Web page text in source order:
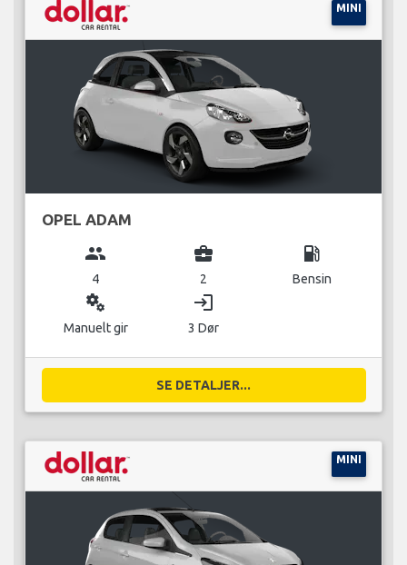
MINI
OPEL ADAM
group
4
business_center
2
local_gas_station
Bensin
miscellaneous_services
Manuelt gir
login
3 Dør
SE DETALJER...
MINI